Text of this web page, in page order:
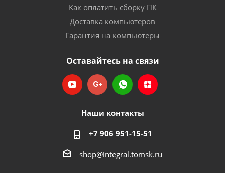
Как оплатить сборку ПК
Доставка компьютеров
Гарантия на компьютеры
Оставайтесь на связи
Наши контакты
+7 906 951-15-51
shop@integral.tomsk.ru